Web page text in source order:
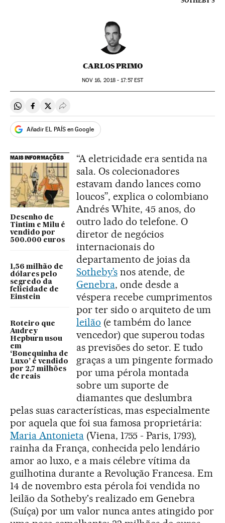
CARLOS PRIMO
NOV 16, 2018 - 17:57EST
Compartir en Whatsapp
Compartir en Facebook
Compartir en Twitter
Desplegar Redes Sociales
Añadir EL PAÍS en Google
MAIS INFORMAÇÕES
Desenho de
Tintim e Milu é
vendido por
500.000 euros
1,56 milhão de
dólares pelo
segredo da
felicidade de
Einstein
Roteiro que
Audrey
Hepburn usou
em
‘Bonequinha de
Luxo’ é vendido
por 2,7 milhões
de reais
“A eletricidade era sentida na
sala. Os colecionadores
estavam dando lances como
loucos”, explica o colombiano
Andrés White, 45 anos, do
outro lado do telefone. O
diretor de negócios
internacionais do
departamento de joias da
Sotheby’snos atende, de
Genebra, onde desde a
véspera recebe cumprimentos
por ter sido o arquiteto de um
leilão (e também do lance
vencedor) que superou todas
as previsões do setor. E tudo
graças a um pingente formado
por uma pérola montada
sobre um suporte de
diamantes que deslumbra
pelas suas características, mas especialmente
por aquela que foi sua famosa proprietária:
Maria Antonieta(Viena, 1755 - Paris, 1793),
rainha da França, conhecida pelo lendário
amor ao luxo, e a mais célebre vítima da
guilhotina durante a Revolução Francesa. Em
14 de novembro esta pérola foi vendida no
leilão da Sotheby's realizado em Genebra
(Suíça) por um valor nunca antes atingido por